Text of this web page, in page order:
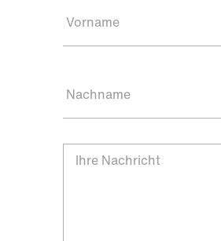
Vorname
Nachname
Ihre Nachricht